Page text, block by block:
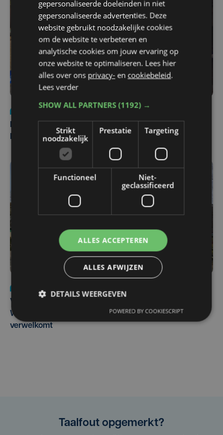
di 4 augustus | 09:32
Man en vrouw dood aangetroffen in woning in Sint-
Pieters Brugge
Vier Oostendse gynaecologen versterken dienst in AZ
West, dat ook een nieuwe voltijdse gynaecoloog
verwelkomt
Taalfout opgemerkt?
gepersonaliseerde doeleinden in niet
gepersonaliseerde advertenties. Deze
website gebruikt noodzakelijke cookies
om de website te verbeteren en
analytische cookies om jouw ervaring op
onze website te optimaliseren. Lees hier
alles over ons privacy- en cookiebeleid.
Lees verder
SHOW ALL PARTNERS(1192) →
Strikt
noodzakelijk
Prestatie Targeting
Functioneel
Niet-
geclassificeerd
ALLES ACCEPTEREN
ALLES AFWIJZEN
DETAILS WEERGEVEN
POWERED BY COOKIESCRIPT